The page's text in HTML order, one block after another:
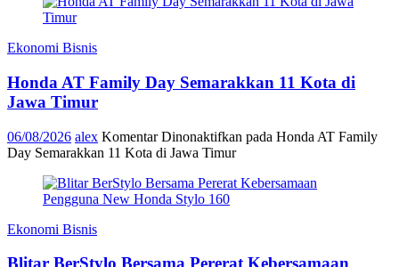
Ekonomi Bisnis
Honda AT Family Day Semarakkan 11 Kota di
Jawa Timur
06/08/2026 alex Komentar Dinonaktifkan pada Honda AT Family
Day Semarakkan 11 Kota di Jawa Timur
Ekonomi Bisnis